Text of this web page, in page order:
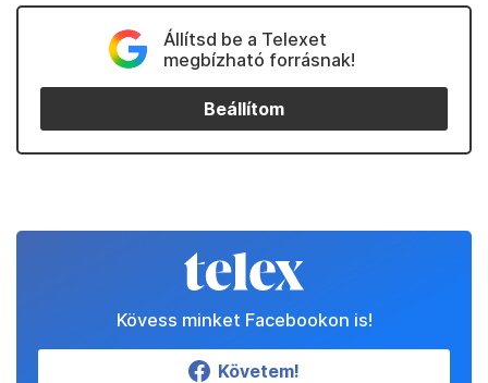
Állítsd be a Telexet
megbízható forrásnak!
Beállítom
Kövess minket Facebookon is!
Követem!